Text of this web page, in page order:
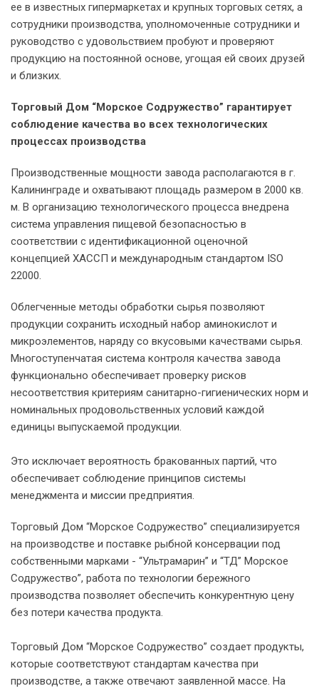
ее в известных гипермаркетах и крупных торговых сетях, а
сотрудники производства, уполномоченные сотрудники и
руководство с удовольствием пробуют и проверяют
продукцию на постоянной основе, угощая ей своих друзей
и близких.
Торговый Дом “Морское Содружество” гарантирует
соблюдение качества во всех технологических
процессах производства
Производственные мощности завода располагаются в г.
Калининграде и охватывают площадь размером в 2000 кв.
м. В организацию технологического процесса внедрена
система управления пищевой безопасностью в
соответствии с идентификационной оценочной
концепцией ХACCП и международным стандартом ISO
22000.
Облегченные методы обработки сырья позволяют
продукции сохранить исходный набор аминокислот и
микроэлементов, наряду со вкусовыми качествами сырья.
Многоступенчатая система контроля качества завода
функционально обеспечивает проверку рисков
несоответствия критериям санитарно-гигиенических норм и
номинальных продовольственных условий каждой
единицы выпускаемой продукции.
Это исключает вероятность бракованных партий, что
обеспечивает соблюдение принципов системы
менеджмента и миссии предприятия.
Торговый Дом “Морское Содружество” специализируется
на производстве и поставке рыбной консервации под
собственными марками - “Ультрамарин” и “ТД” Морское
Содружество”, работа по технологии бережного
производства позволяет обеспечить конкурентную цену
без потери качества продукта.
Торговый Дом “Морское Содружество” создает продукты,
которые соответствуют стандартам качества при
производстве, а также отвечают заявленной массе. На